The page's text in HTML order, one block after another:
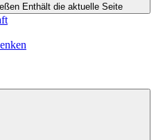
Enthält die aktuelle Seite